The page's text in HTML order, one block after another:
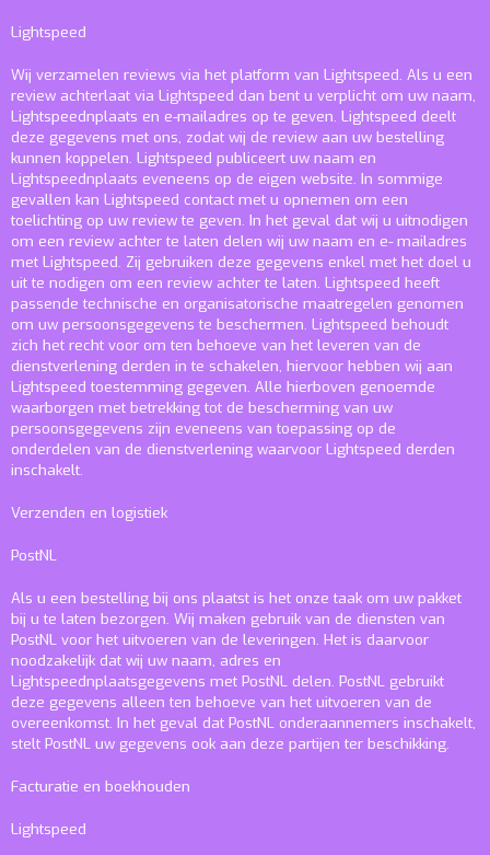
Lightspeed
Wij verzamelen reviews via het platform van Lightspeed. Als u een
review achterlaat via Lightspeed dan bent u verplicht om uw naam,
Lightspeednplaats en e-mailadres op te geven. Lightspeed deelt
deze gegevens met ons, zodat wij de review aan uw bestelling
kunnen koppelen. Lightspeed publiceert uw naam en
Lightspeednplaats eveneens op de eigen website. In sommige
gevallen kan Lightspeed contact met u opnemen om een
toelichting op uw review te geven. In het geval dat wij u uitnodigen
om een review achter te laten delen wij uw naam en e- mailadres
met Lightspeed. Zij gebruiken deze gegevens enkel met het doel u
uit te nodigen om een review achter te laten. Lightspeed heeft
passende technische en organisatorische maatregelen genomen
om uw persoonsgegevens te beschermen. Lightspeed behoudt
zich het recht voor om ten behoeve van het leveren van de
dienstverlening derden in te schakelen, hiervoor hebben wij aan
Lightspeed toestemming gegeven. Alle hierboven genoemde
waarborgen met betrekking tot de bescherming van uw
persoonsgegevens zijn eveneens van toepassing op de
onderdelen van de dienstverlening waarvoor Lightspeed derden
inschakelt.
Verzenden en logistiek
PostNL
Als u een bestelling bij ons plaatst is het onze taak om uw pakket
bij u te laten bezorgen. Wij maken gebruik van de diensten van
PostNL voor het uitvoeren van de leveringen. Het is daarvoor
noodzakelijk dat wij uw naam, adres en
Lightspeednplaatsgegevens met PostNL delen. PostNL gebruikt
deze gegevens alleen ten behoeve van het uitvoeren van de
overeenkomst. In het geval dat PostNL onderaannemers inschakelt,
stelt PostNL uw gegevens ook aan deze partijen ter beschikking.
Facturatie en boekhouden
Lightspeed